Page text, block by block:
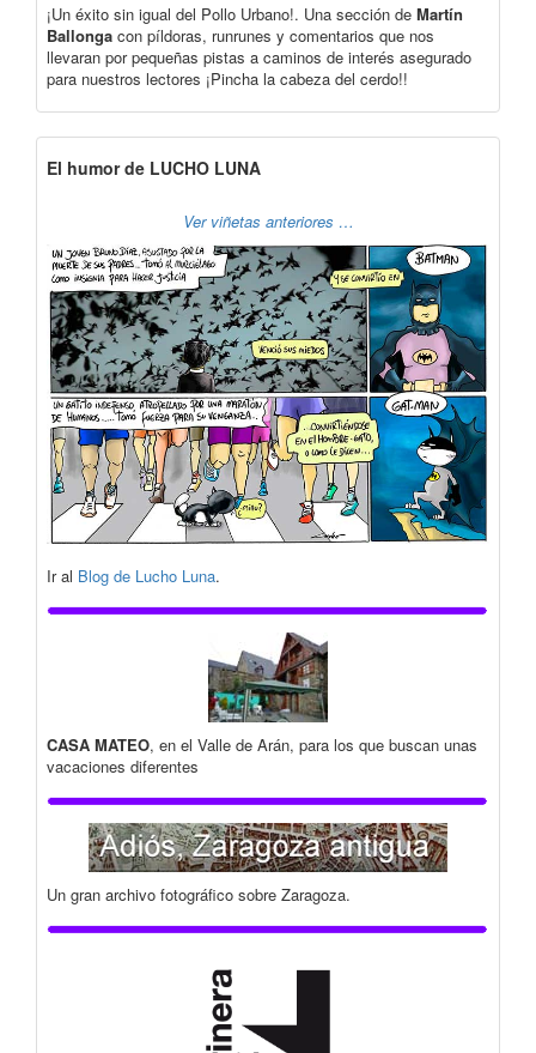
¡Un éxito sin igual del Pollo Urbano!. Una sección de Martín
Ballonga con píldoras, runrunes y comentarios que nos
llevaran por pequeñas pistas a caminos de interés asegurado
para nuestros lectores ¡Pincha la cabeza del cerdo!!
El humor de LUCHO LUNA
Ver viñetas anteriores …
Ir al Blog de Lucho Luna.
CASA MATEO, en el Valle de Arán, para los que buscan unas
vacaciones diferentes
Un gran archivo fotográfico sobre Zaragoza.